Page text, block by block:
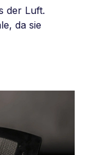
der Luft.
da sie